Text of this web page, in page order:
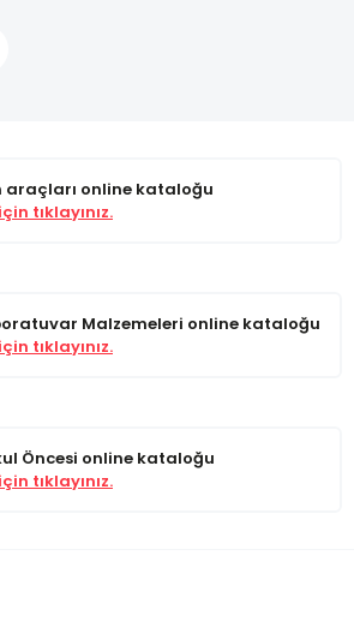
araçları online kataloğu
tıklayınız.
Malzemeleri online kataloğu
tıklayınız.
Öncesi online kataloğu
tıklayınız.